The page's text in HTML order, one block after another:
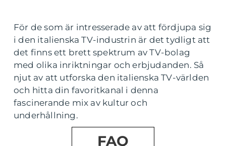
För de som är intresserade av att fördjupa sig
i den italienska TV-industrin är det tydligt att
det finns ett brett spektrum av TV-bolag
med olika inriktningar och erbjudanden. Så
njut av att utforska den italienska TV-världen
och hitta din favoritkanal i denna
fascinerande mix av kultur och
underhållning.
FAQ